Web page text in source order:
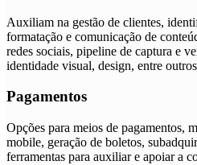
Auxiliam na gestão de clientes,
formatação e comunicação de
redes sociais, pipeline de captura e
identidade visual, design, entre
Pagamentos
Opções para meios de pagamentos,
mobile, geração de boletos,
ferramentas para auxiliar e apoiar a